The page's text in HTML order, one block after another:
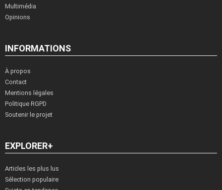
Multimédia
Opinions
INFORMATIONS
À propos
Contact
Mentions légales
Politique RGPD
Soutenir le projet
EXPLORER+
Articles les plus lus
Sélection populaire